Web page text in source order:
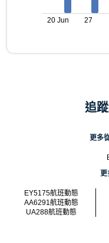
20 Jun 27
追
更多
更
EY5175航班動態
AA6291航班動態
UA288航班動態